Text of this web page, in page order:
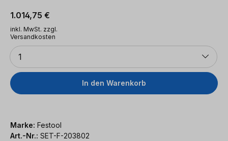
Regulärer Preis:
1.014,75 €
inkl. MwSt. zzgl.
Versandkosten
Anzahl
1
In den Warenkorb
Marke: Festool
Art.-Nr.: SET-F-203802